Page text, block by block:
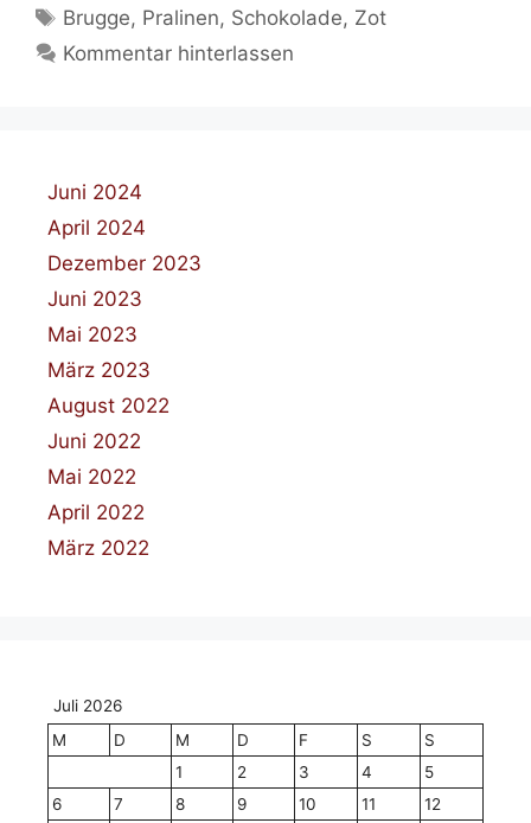
Schlagwörter
Brugge, Pralinen, Schokolade, Zot
Kommentar hinterlassen
Juni 2024
April 2024
Dezember 2023
Juni 2023
Mai 2023
März 2023
August 2022
Juni 2022
Mai 2022
April 2022
März 2022
Juli 2026
M
D M D F S
S
1
2 3 4
5
6
7 8 9 10 11 12